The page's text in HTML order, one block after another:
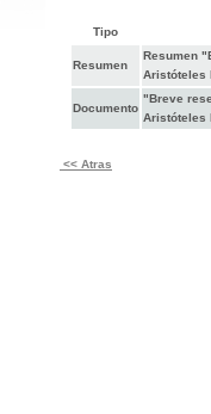
Tipo
Resumen
Resumen
Aristóteles
Documento
"Breve
Aristóteles
<< Atras